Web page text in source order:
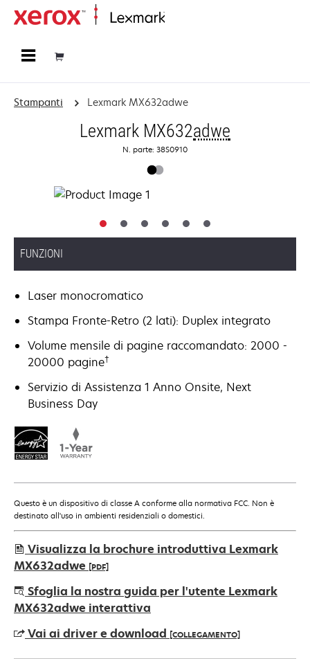
Stampanti Lexmark MX632adwe
Lexmark MX632adwe
N. parte: 38S0910
FUNZIONI
Laser monocromatico
Stampa Fronte-Retro (2 lati): Duplex integrato
Volume mensile di pagine raccomandato: 2000 -
20000 pagine†
Servizio di Assistenza 1 Anno Onsite, Next
Business Day
Questo è un dispositivo di classe A conforme alla normativa FCC. Non è
destinato all'uso in ambienti residenziali o domestici.
Visualizza la brochure introduttiva Lexmark
MX632adwe [PDF]
si
apre
una
Sfoglia la nostra guida per l'utente Lexmark
MX632adwe interattiva
Vai ai driver e download [COLLEGAMENTO]